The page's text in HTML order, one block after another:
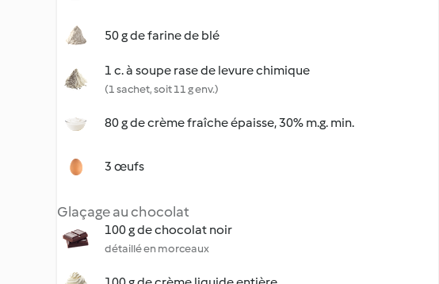
50 g de farine de blé
1 c. à soupe rase de levure chimique
(1 sachet, soit 11 g env.)
80 g de crème fraîche épaisse, 30% m.g. min.
3 œufs
Glaçage au chocolat
100 g de chocolat noir
détaillé en morceaux